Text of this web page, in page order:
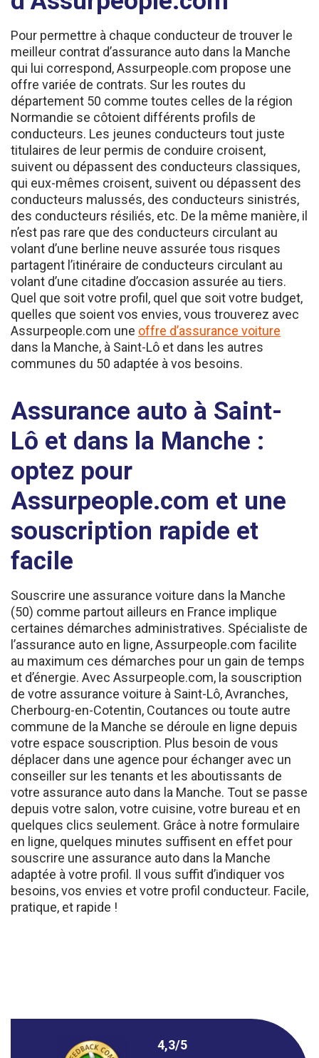
Pour permettre à chaque conducteur de trouver le
meilleur contrat d’assurance auto dans la Manche
qui lui correspond, Assurpeople.com propose une
offre variée de contrats. Sur les routes du
département 50 comme toutes celles de la région
Normandie se côtoient différents profils de
conducteurs. Les jeunes conducteurs tout juste
titulaires de leur permis de conduire croisent,
suivent ou dépassent des conducteurs classiques,
qui eux-mêmes croisent, suivent ou dépassent des
conducteurs malussés, des conducteurs sinistrés,
des conducteurs résiliés, etc. De la même manière, il
n’est pas rare que des conducteurs circulant au
volant d’une berline neuve assurée tous risques
partagent l’itinéraire de conducteurs circulant au
volant d’une citadine d’occasion assurée au tiers.
Quel que soit votre profil, quel que soit votre budget,
quelles que soient vos envies, vous trouverez avec
Assurpeople.com une offre d’assurance voiture
dans la Manche, à Saint-Lô et dans les autres
communes du 50 adaptée à vos besoins.
Assurance auto à Saint-
Lô et dans la Manche :
optez pour
Assurpeople.com et une
souscription rapide et
facile
(50) comme partout ailleurs en France implique
certaines démarches administratives. Spécialiste de
l’assurance auto en ligne, Assurpeople.com facilite
au maximum ces démarches pour un gain de temps
et d’énergie. Avec Assurpeople.com, la souscription
de votre assurance voiture à Saint-Lô, Avranches,
Cherbourg-en-Cotentin, Coutances ou toute autre
commune de la Manche se déroule en ligne depuis
votre espace souscription. Plus besoin de vous
déplacer dans une agence pour échanger avec un
conseiller sur les tenants et les aboutissants de
votre assurance auto dans la Manche. Tout se passe
depuis votre salon, votre cuisine, votre bureau et en
quelques clics seulement. Grâce à notre formulaire
en ligne, quelques minutes suffisent en effet pour
souscrire une assurance auto dans la Manche
adaptée à votre profil. Il vous suffit d’indiquer vos
besoins, vos envies et votre profil conducteur. Facile,
pratique, et rapide !